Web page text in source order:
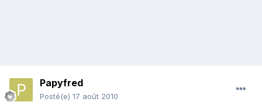
Papyfred
Posté(e) 17 août 2010